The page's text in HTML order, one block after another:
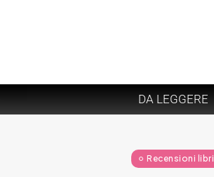
DA LEGGERE
Recensioni libri